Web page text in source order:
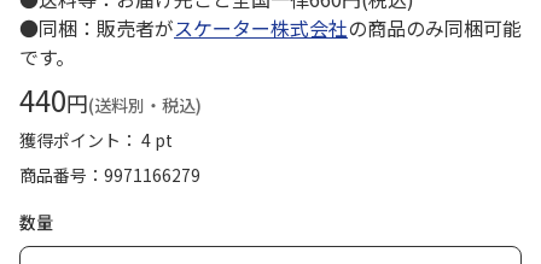
●同梱：販売者がスケーター株式会社の商品のみ同梱可能
です。
440円(送料別・税込)
獲得ポイント： 4 pt
商品番号
9971166279
数量